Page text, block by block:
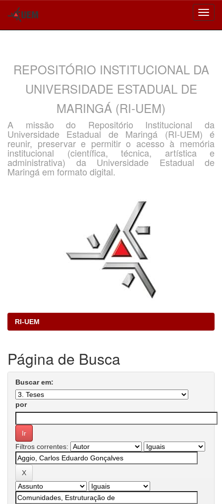
REPOSITÓRIO INSTITUCIONAL DA
UNIVERSIDADE ESTADUAL DE
MARINGÁ (RI-UEM)
A missão do Repositório Institucional da
Universidade Estadual de Maringá (RI-UEM) é
reunir, preservar e permitir o acesso à memória
institucional (científica, técnica, artística e
administrativa) da Universidade Estadual de
Maringá em formato digital.
RI-UEM
Página de Busca
Buscar em:
por
Filtros correntes: